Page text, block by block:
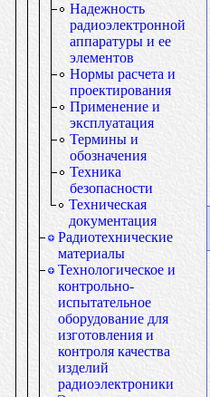
Надежность
радиоэлектронной
аппаратуры и ее
элементов
Нормы расчета и
проектирования
Применение и
эксплуатация
Термины и
обозначения
Техника
безопасности
Техническая
документация
Радиотехнические
материалы
Технологическое и
контрольно-
испытательное
оборудование для
изготовления и
контроля качества
изделий
радиоэлектроники